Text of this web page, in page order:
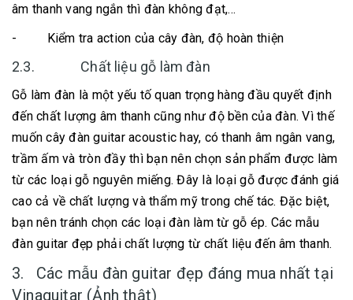
âm thanh vang ngắn thì đàn không đạt,…
- Kiểm tra action của cây đàn, độ hoàn thiện
2.3. Chất liệu gỗ làm đàn
Gỗ làm đàn là một yếu tố quan trọng hàng đầu quyết định
đến chất lượng âm thanh cũng như độ bền của đàn. Vì thế
muốn cây đàn guitar acoustic hay, có thanh âm ngân vang,
trầm ấm và tròn đầy thì bạn nên chọn sản phẩm được làm
từ các loại gỗ nguyên miếng. Đây là loại gỗ được đánh giá
cao cả về chất lượng và thẩm mỹ trong chế tác. Đặc biệt,
bạn nên tránh chọn các loại đàn làm từ gỗ ép. Các mẫu
đàn guitar đẹp phải chất lượng từ chất liệu đến âm thanh.
3. Các mẫu đàn guitar đẹp đáng mua nhất tại
Vinaguitar (Ảnh thật)